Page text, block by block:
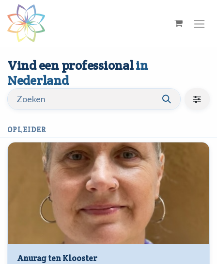
Overslaan naar inhoud
Vind een professionalin
Nederland
OPLEIDER
Anurag ten Klooster